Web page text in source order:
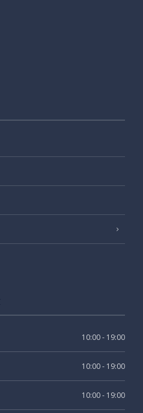
10:00 - 19:00
10:00 - 19:00
10:00 - 19:00